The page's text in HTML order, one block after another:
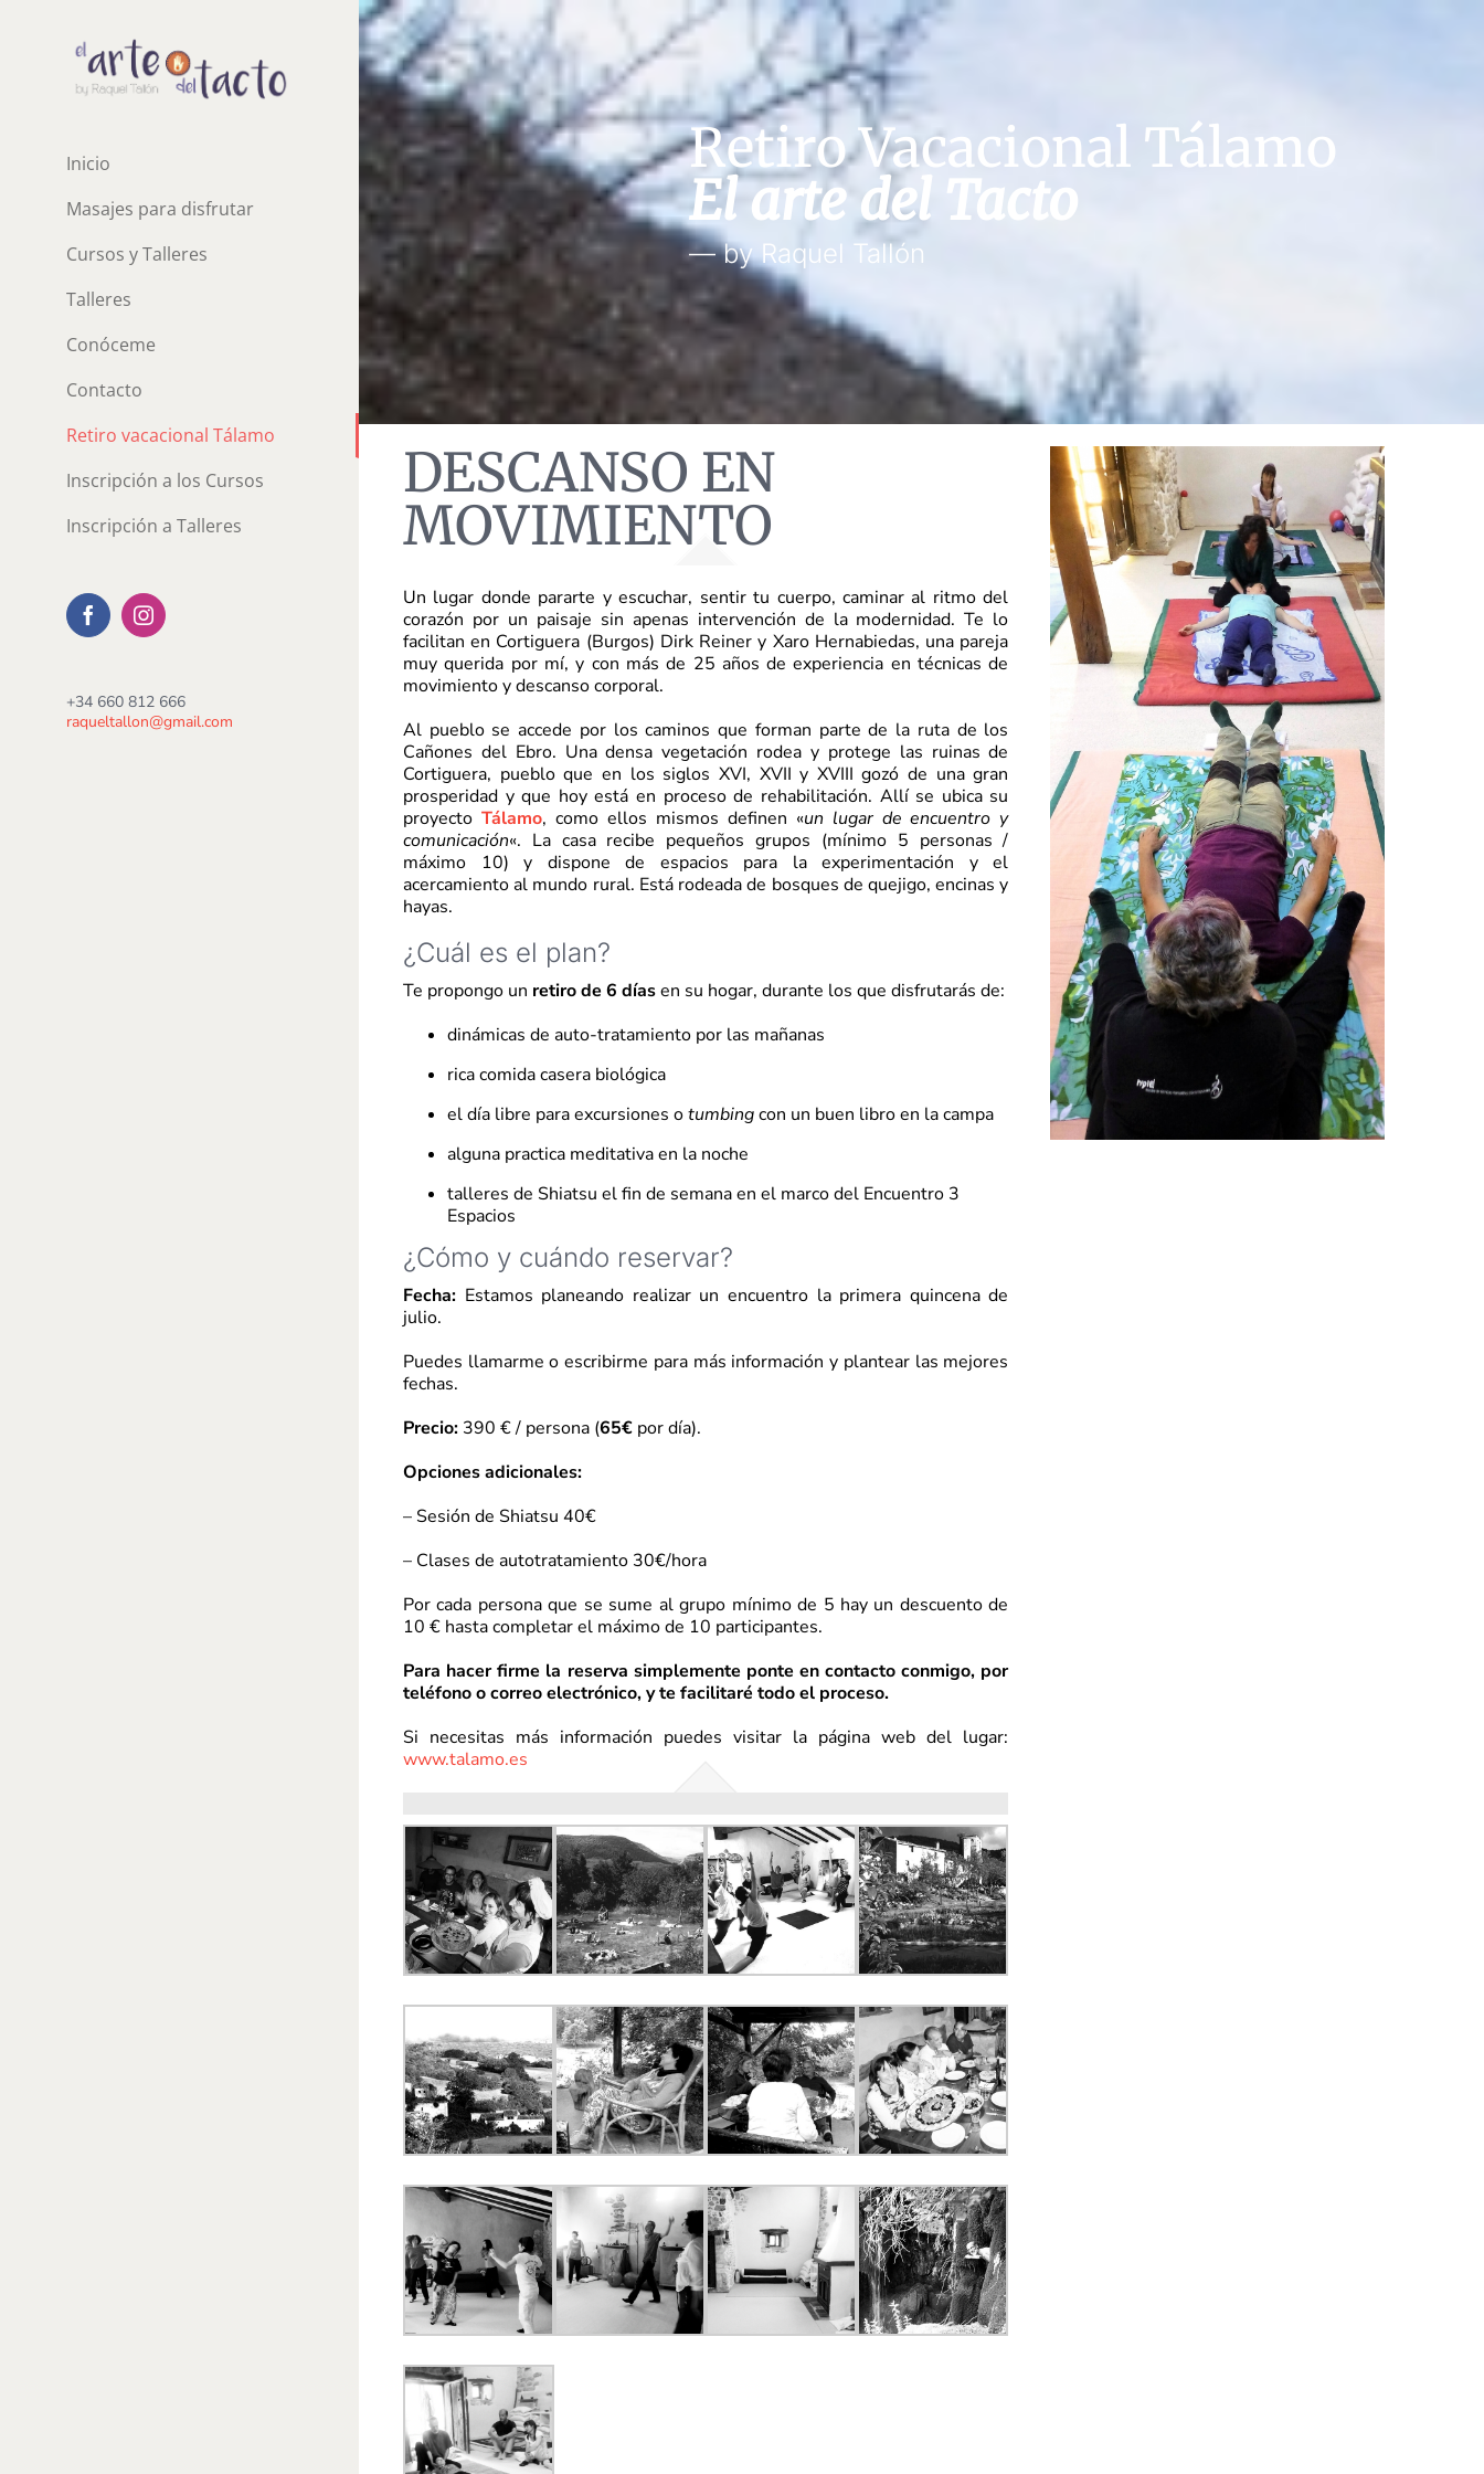
contenido
Inicio
Masajes para disfrutar
Cursos y Talleres
Talleres
Conóceme
Contacto
Retiro vacacional Tálamo
Inscripción a los Cursos
Inscripción a Talleres
FacebookInstagram
+34 660 812 666
raqueltallon@gmail.com
Retiro Vacacional Tálamo
El arte del Tacto
— by Raquel Tallón
DESCANSO EN
MOVIMIENTO
Un lugar donde pararte y escuchar, sentir tu cuerpo, caminar al ritmo del
corazón por un paisaje sin apenas intervención de la modernidad. Te lo
facilitan en Cortiguera (Burgos) Dirk Reiner y Xaro Hernabiedas, una pareja
muy querida por mí, y con más de 25 años de experiencia en técnicas de
movimiento y descanso corporal.
Al pueblo se accede por los caminos que forman parte de la ruta de los
Cañones del Ebro. Una densa vegetación rodea y protege las ruinas de
Cortiguera, pueblo que en los siglos XVI, XVII y XVIII gozó de una gran
prosperidad y que hoy está en proceso de rehabilitación. Allí se ubica su
proyecto Tálamo, como ellos mismos definen «un lugar de encuentro y
comunicación«. La casa recibe pequeños grupos (mínimo 5 personas /
máximo 10) y dispone de espacios para la experimentación y el
acercamiento al mundo rural. Está rodeada de bosques de quejigo, encinas y
hayas.
¿Cuál es el plan?
Te propongo un retiro de 6 díasen su hogar, durante los que disfrutarás de:
dinámicas de auto-tratamiento por las mañanas
rica comida casera biológica
el día libre para excursiones otumbingcon un buen libro en la campa
alguna practica meditativa en la noche
talleres de Shiatsu el fin de semana en el marco del Encuentro 3
Espacios
¿Cómo y cuándo reservar?
Fecha: Estamos planeando realizar un encuentro la primera quincena de
julio.
Puedes llamarme o escribirme para más información y plantear las mejores
fechas.
Precio: 390 € / persona (65€ por día).
Opciones adicionales:
– Sesión de Shiatsu 40€
– Clases de autotratamiento 30€/hora
Por cada persona que se sume al grupo mínimo de 5 hay un descuento de
10 € hasta completar el máximo de 10 participantes.
Para hacer firme la reserva simplemente ponte en contacto conmigo, por
teléfono o correo electrónico, y te facilitaré todo el proceso.
Si necesitas más información puedes visitar la página web del lugar:
www.talamo.es